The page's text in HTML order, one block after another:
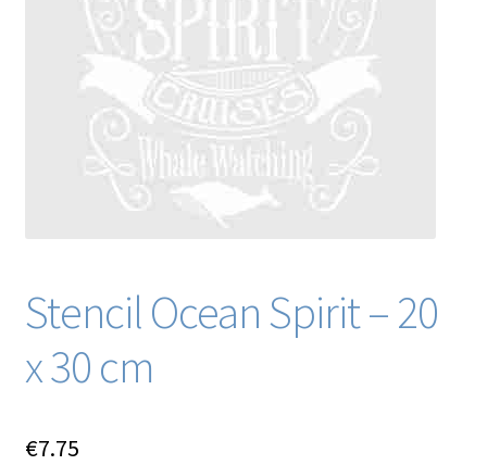
Contact
Stencil Ocean Spirit – 20
x 30 cm
€7.75